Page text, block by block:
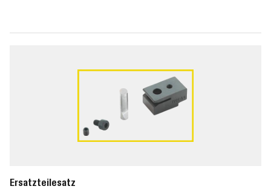
Ersatzteilesatz